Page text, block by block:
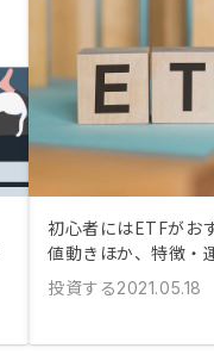
初心者にはETFがお
値動きほか、特徴・
投資する2021.05.18